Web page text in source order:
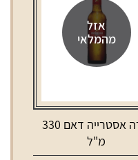
אזל
מהמלאי
בירה אסטרייה דאם 330
מ"ל